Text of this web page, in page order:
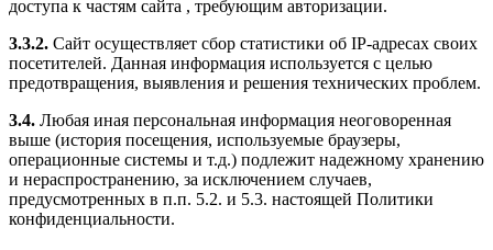
доступа к частям сайта , требующим авторизации.
3.3.2. Сайт осуществляет сбор статистики об IP-адресах своих
посетителей. Данная информация используется с целью
предотвращения, выявления и решения технических проблем.
3.4. Любая иная персональная информация неоговоренная
выше (история посещения, используемые браузеры,
операционные системы и т.д.) подлежит надежному хранению
и нераспространению, за исключением случаев,
предусмотренных в п.п. 5.2. и 5.3. настоящей Политики
конфиденциальности.